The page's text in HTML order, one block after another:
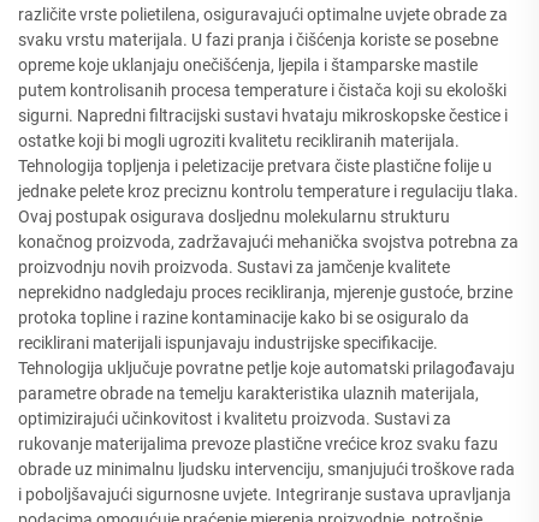
različite vrste polietilena, osiguravajući optimalne uvjete obrade za
svaku vrstu materijala. U fazi pranja i čišćenja koriste se posebne
opreme koje uklanjaju onečišćenja, ljepila i štamparske mastile
putem kontrolisanih procesa temperature i čistača koji su ekološki
sigurni. Napredni filtracijski sustavi hvataju mikroskopske čestice i
ostatke koji bi mogli ugroziti kvalitetu recikliranih materijala.
Tehnologija topljenja i peletizacije pretvara čiste plastične folije u
jednake pelete kroz preciznu kontrolu temperature i regulaciju tlaka.
Ovaj postupak osigurava dosljednu molekularnu strukturu
konačnog proizvoda, zadržavajući mehanička svojstva potrebna za
proizvodnju novih proizvoda. Sustavi za jamčenje kvalitete
neprekidno nadgledaju proces recikliranja, mjerenje gustoće, brzine
protoka topline i razine kontaminacije kako bi se osiguralo da
reciklirani materijali ispunjavaju industrijske specifikacije.
Tehnologija uključuje povratne petlje koje automatski prilagođavaju
parametre obrade na temelju karakteristika ulaznih materijala,
optimizirajući učinkovitost i kvalitetu proizvoda. Sustavi za
rukovanje materijalima prevoze plastične vrećice kroz svaku fazu
obrade uz minimalnu ljudsku intervenciju, smanjujući troškove rada
i poboljšavajući sigurnosne uvjete. Integriranje sustava upravljanja